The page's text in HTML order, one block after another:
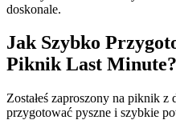
doskonale.
Jak Szybko
Piknik Last Minute?
Zostałeś zaproszony na piknik
przygotować pyszne i szybkie